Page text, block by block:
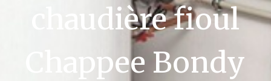
chaudière fioul
Chappee Bondy